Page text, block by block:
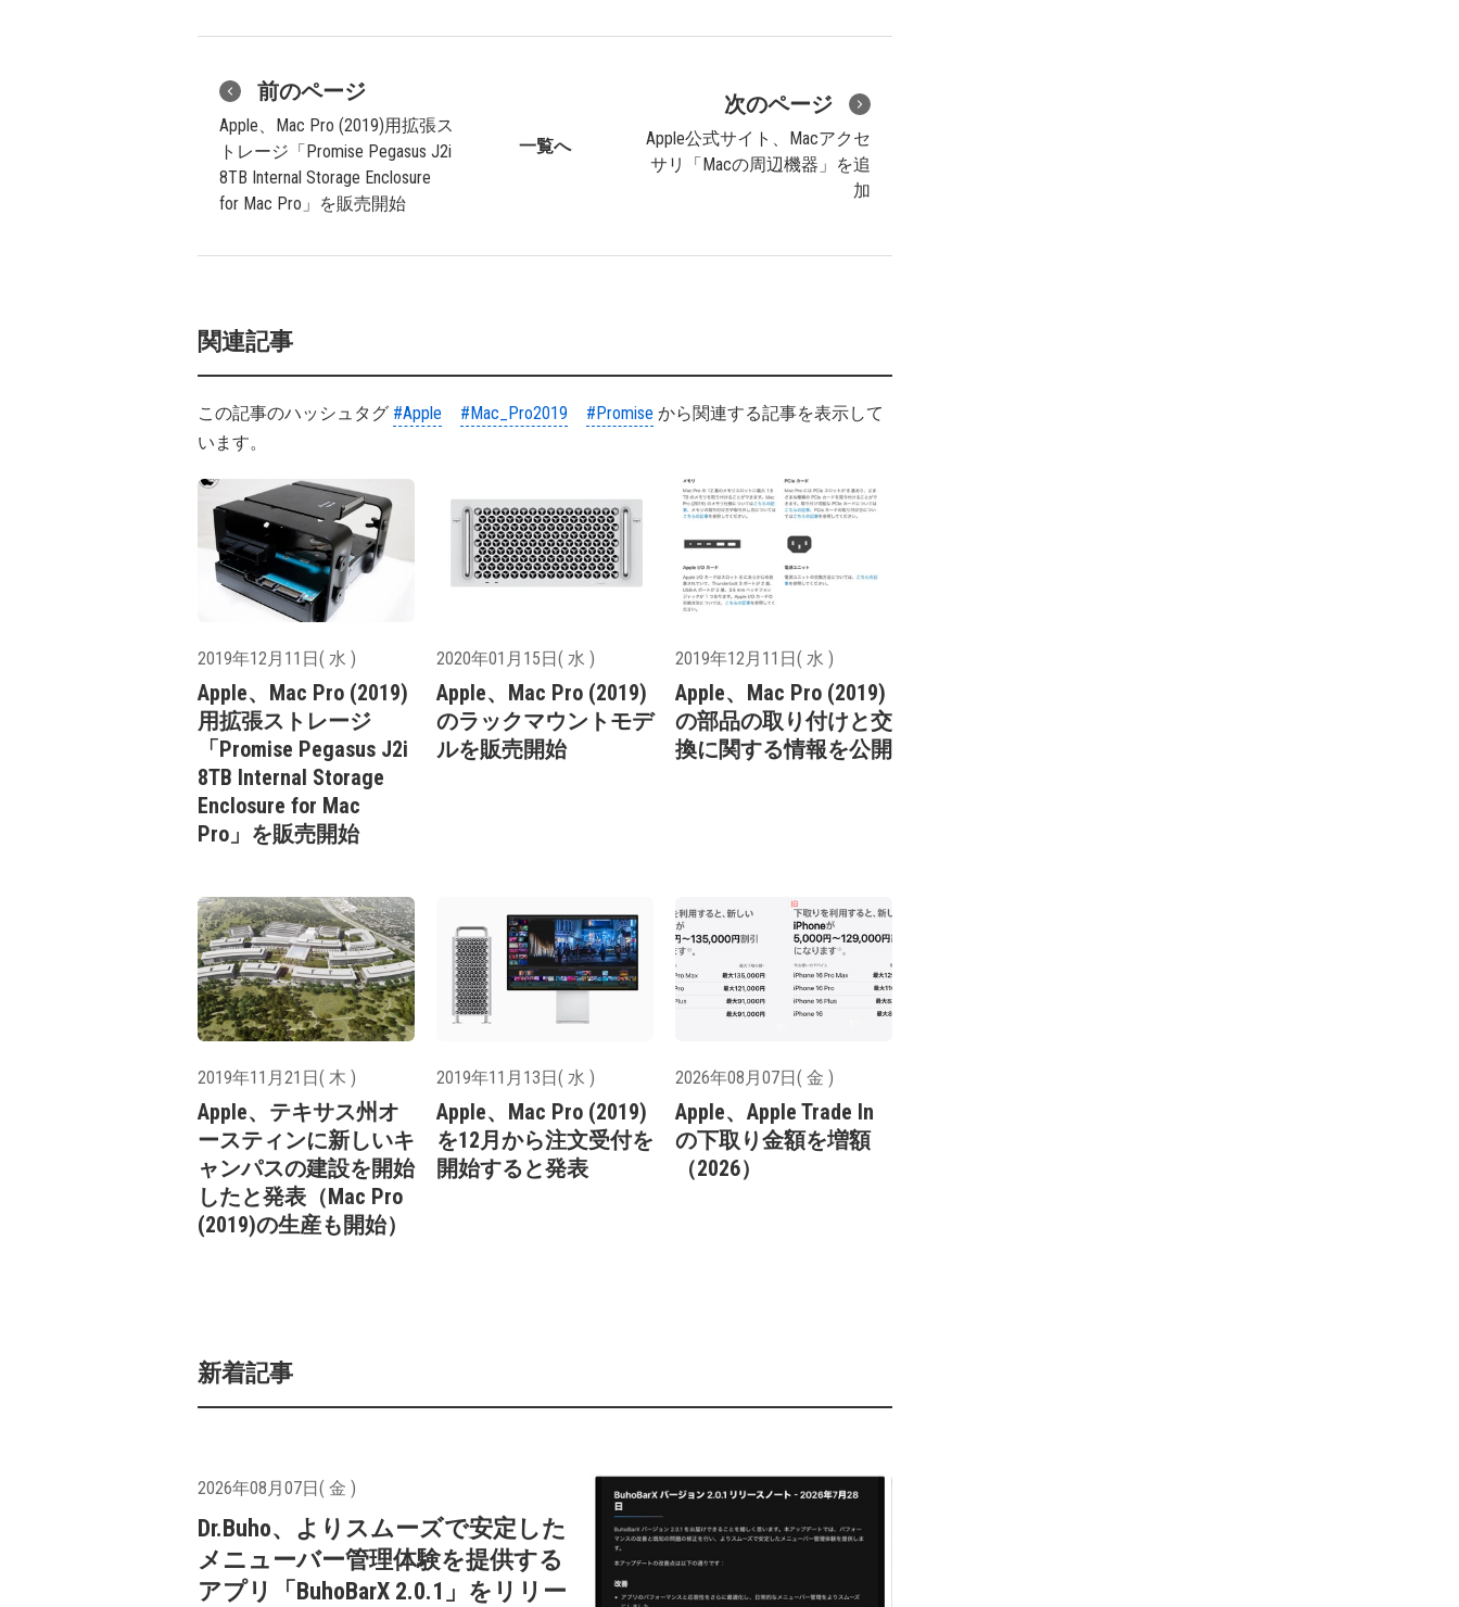
前のページ
Apple、Mac Pro (2019)用拡張ス
トレージ「Promise Pegasus J2i
8TB Internal Storage Enclosure
for Mac Pro」を販売開始
一覧へ
次のページ
Apple公式サイト、Macアクセ
サリ「Macの周辺機器」を追
加
関連記事
この記事のハッシュタグ #Apple #Mac_Pro2019 #Promise から関連する記事を表示して
います。
2019年12月11日( 水 )
Apple、Mac Pro (2019)
用拡張ストレージ
「Promise Pegasus J2i
8TB Internal Storage
Enclosure for Mac
Pro」を販売開始
2020年01月15日( 水 )
Apple、Mac Pro (2019)
のラックマウントモデ
ルを販売開始
2019年12月11日( 水 )
Apple、Mac Pro (2019)
の部品の取り付けと交
換に関する情報を公開
2019年11月21日( 木 )
Apple、テキサス州オ
ースティンに新しいキ
ャンパスの建設を開始
したと発表（Mac Pro
(2019)の生産も開始）
2019年11月13日( 水 )
Apple、Mac Pro (2019)
を12月から注文受付を
開始すると発表
2026年08月07日( 金 )
Apple、Apple Trade In
の下取り金額を増額
（2026）
新着記事
2026年08月07日( 金 )
Dr.Buho、よりスムーズで安定した
メニューバー管理体験を提供する
アプリ「BuhoBarX 2.0.1」をリリー